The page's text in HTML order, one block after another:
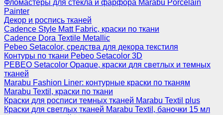
Фломастеры для стекла и фарфора Marabu Porcelain
Painter
Декор и роспись тканей
Cadence Style Matt Fabric, краски по ткани
Cadence Dora Textile Metallic
Pebeo Setacolor, средства для декора текстиля
Контуры по ткани Pebeo Setacolor 3D
PEBEO Setacolor Opaque, краски для светлых и темных
тканей
Marabu Fashion Liner: контурные краски по тканям
Marabu Textil, краски по ткани
Краски для росписи темных тканей Marabu Textil plus
Краски для светлых тканей Marabu Textil, баночки 15 мл